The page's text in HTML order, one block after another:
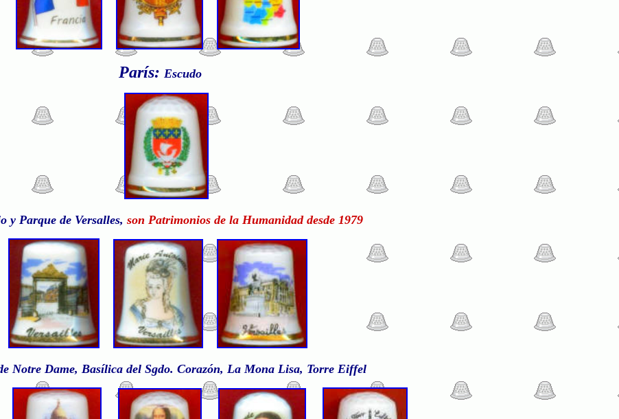
París: Escudo
y Parque de Versalles, son Patrimonios de la Humanidad desde 1979
Notre Dame, Basílica del Sgdo. Corazón, La Mona Lisa, Torre Eiffel